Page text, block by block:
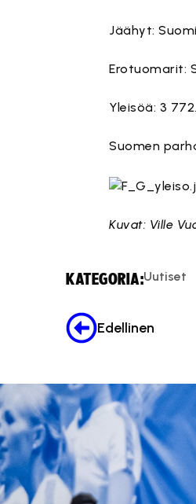
Jäähyt:
Erotuomarit:
Yleisöä: 3 772.
Suomen
Kuvat: Ville
KATEGORIA:Uutiset
Edellinen